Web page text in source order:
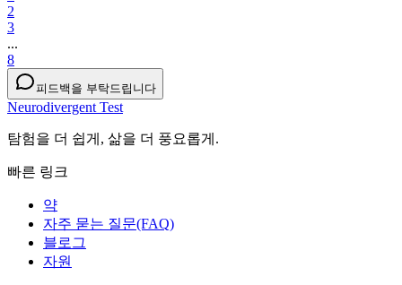
2
3
...
8
피드백을 부탁드립니다
Neurodivergent Test
탐험을 더 쉽게, 삶을 더 풍요롭게.
빠른 링크
약
자주 묻는 질문(FAQ)
블로그
자원